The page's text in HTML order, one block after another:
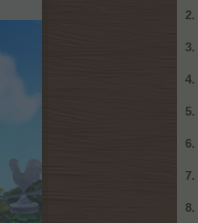
2.
3.
4.
5.
6.
7.
8.